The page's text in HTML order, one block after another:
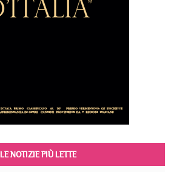
LE NOTIZIE PIÙ LETTE